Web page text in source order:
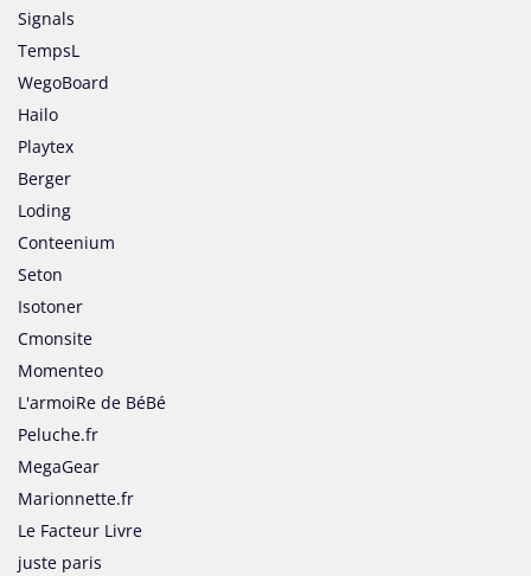
Signals
TempsL
WegoBoard
Hailo
Playtex
Berger
Loding
Conteenium
Seton
Isotoner
Cmonsite
Momenteo
L'armoiRe de BéBé
Peluche.fr
MegaGear
Marionnette.fr
Le Facteur Livre
juste paris